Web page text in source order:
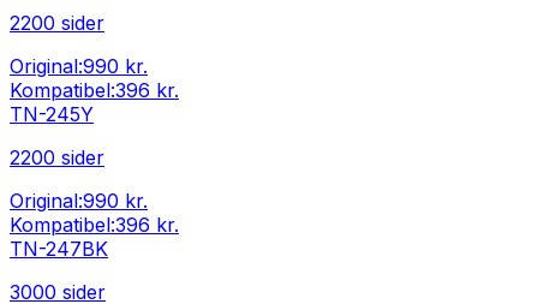
2200 sider
Original:990 kr.
Kompatibel:396 kr.
TN-245Y
2200 sider
Original:990 kr.
Kompatibel:396 kr.
TN-247BK
3000 sider